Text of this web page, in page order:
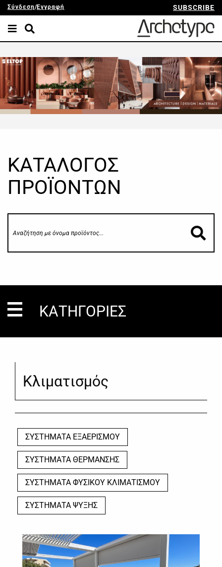
Σύνδεση/Εγγραφή SUBSCRIBE
ΚΑΤΑΛΟΓΟΣ
ΠΡΟΪΟΝΤΩΝ
ΚΑΤΗΓΟΡΙΕΣ
Κλιματισμός
ΣΥΣΤΗΜΑΤΑ ΕΞΑΕΡΙΣΜΟΥ
ΣΥΣΤΗΜΑΤΑ ΘΕΡΜΑΝΣΗΣ
ΣΥΣΤΗΜΑΤΑ ΦΥΣΙΚΟΥ ΚΛΙΜΑΤΙΣΜΟΥ
ΣΥΣΤΗΜΑΤΑ ΨΥΞΗΣ